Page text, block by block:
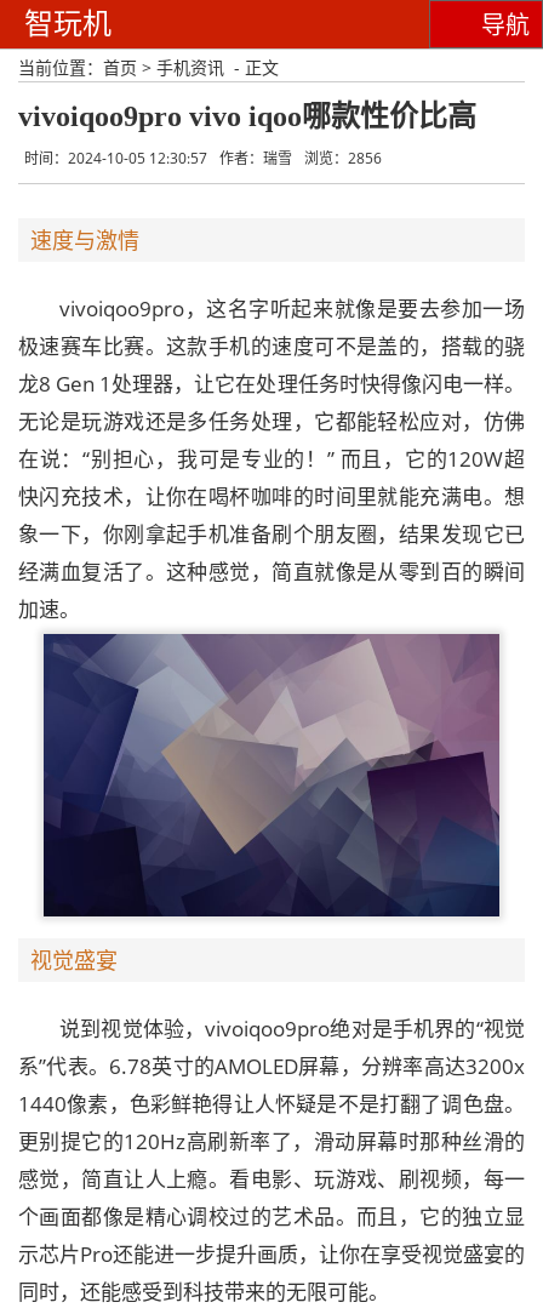
智玩机 导航
当前位置： 首页 > 手机资讯 - 正文
vivoiqoo9pro vivo iqoo哪款性价比高
时间：2024-10-05 12:30:57 作者：瑞雪 浏览：2856
速度与激情
vivoiqoo9pro，这名字听起来就像是要去参加一场
极速赛车比赛。这款手机的速度可不是盖的，搭载的骁
龙8 Gen 1处理器，让它在处理任务时快得像闪电一样。
无论是玩游戏还是多任务处理，它都能轻松应对，仿佛
在说：“别担心，我可是专业的！” 而且，它的120W超
快闪充技术，让你在喝杯咖啡的时间里就能充满电。想
象一下，你刚拿起手机准备刷个朋友圈，结果发现它已
经满血复活了。这种感觉，简直就像是从零到百的瞬间
加速。
视觉盛宴
说到视觉体验，vivoiqoo9pro绝对是手机界的“视觉
系”代表。6.78英寸的AMOLED屏幕，分辨率高达3200x
1440像素，色彩鲜艳得让人怀疑是不是打翻了调色盘。
更别提它的120Hz高刷新率了，滑动屏幕时那种丝滑的
感觉，简直让人上瘾。看电影、玩游戏、刷视频，每一
个画面都像是精心调校过的艺术品。而且，它的独立显
示芯片Pro还能进一步提升画质，让你在享受视觉盛宴的
同时，还能感受到科技带来的无限可能。